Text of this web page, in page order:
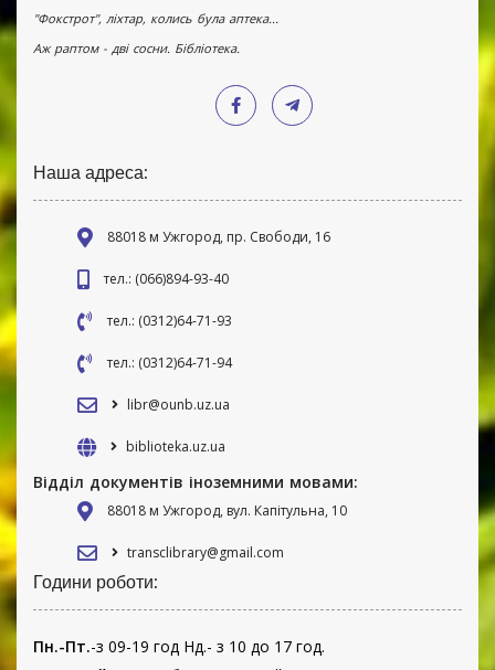
"Фокстрот", ліхтар, колись була аптека...
Аж раптом - дві сосни. Бібліотека.
Наша адреса:
88018 м Ужгород, пр. Свободи, 16
тел.: (066)894-93-40
тел.: (0312)64-71-93
тел.: (0312)64-71-94
libr@ounb.uz.ua
biblioteka.uz.ua
Відділ документів іноземними мовами:
88018 м Ужгород, вул. Капітульна, 10
transclibrary@gmail.com
Години роботи:
Пн.-Пт.-з 09-19 год Нд.- з 10 до 17 год.